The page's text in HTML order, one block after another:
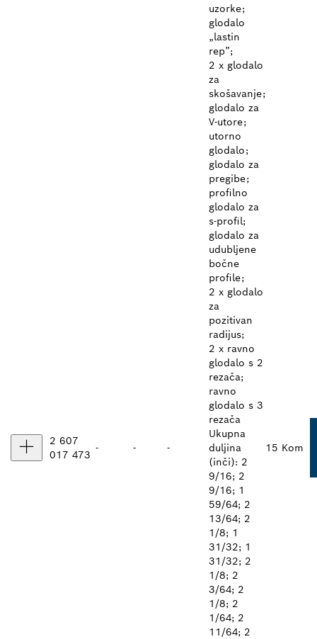
2 607
017 473
- - -
uzorke;
glodalo
„lastin
rep”;
2 x glodalo
za
skošavanje;
glodalo za
V-utore;
utorno
glodalo;
glodalo za
pregibe;
profilno
glodalo za
s-profil;
glodalo za
udubljene
bočne
profile;
2 x glodalo
za
pozitivan
radijus;
2 x ravno
glodalo s 2
rezača;
ravno
glodalo s 3
rezača
Ukupna
duljina
(inči): 2
9/16; 2
9/16; 1
59/64; 2
13/64; 2
1/8; 1
31/32; 1
31/32; 2
1/8; 2
3/64; 2
1/8; 2
1/64; 2
11/64; 2
15 Kom